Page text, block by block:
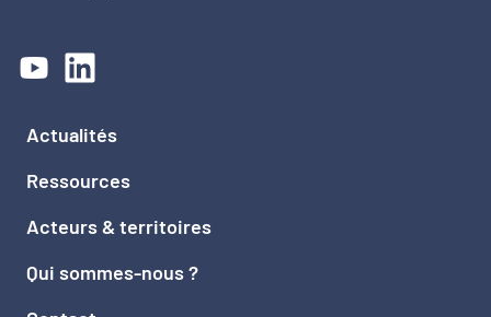
Actualités
Ressources
Acteurs & territoires
Qui sommes-nous ?